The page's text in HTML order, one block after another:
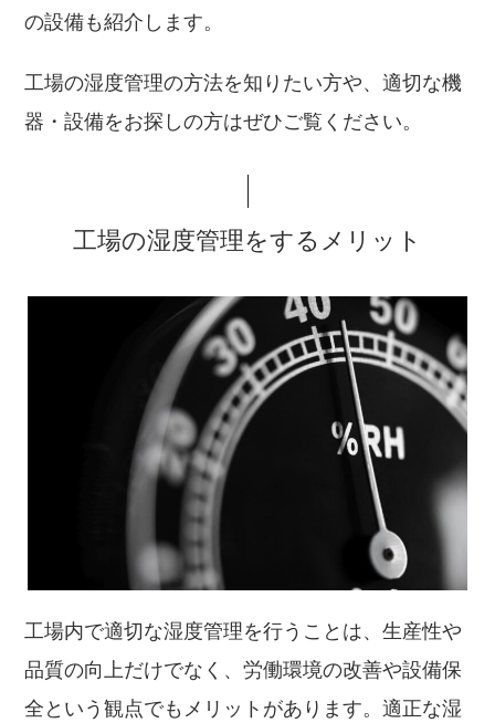
の設備も紹介します。
工場の湿度管理の方法を知りたい方や、適切な機
器・設備をお探しの方はぜひご覧ください。
工場の湿度管理をするメリット
工場内で適切な湿度管理を行うことは、生産性や
品質の向上だけでなく、労働環境の改善や設備保
全という観点でもメリットがあります。適正な湿